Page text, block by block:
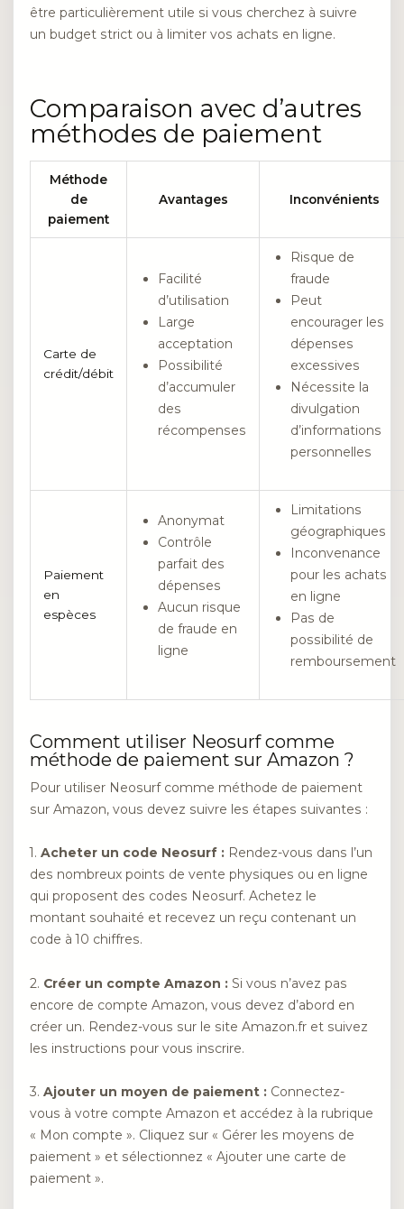
être particulièrement utile si vous cherchez à suivre
un budget strict ou à limiter vos achats en ligne.
Comparaison avec d’autres
méthodes de paiement
Méthode
de
paiement
Avantages Inconvénients
Carte de
crédit/débit
Facilité
d’utilisation
Large
acceptation
Possibilité
d’accumuler
des
récompenses
Risque de
fraude
Peut
encourager les
dépenses
excessives
Nécessite la
divulgation
d’informations
personnelles
Paiement
en
espèces
Anonymat
Contrôle
parfait des
dépenses
Aucun risque
de fraude en
ligne
Limitations
géographiques
Inconvenance
pour les achats
en ligne
Pas de
possibilité de
remboursement
Comment utiliser Neosurf comme
méthode de paiement sur Amazon ?
Pour utiliser Neosurf comme méthode de paiement
sur Amazon, vous devez suivre les étapes suivantes :
1. Acheter un code Neosurf : Rendez-vous dans l’un
des nombreux points de vente physiques ou en ligne
qui proposent des codes Neosurf. Achetez le
montant souhaité et recevez un reçu contenant un
code à 10 chiffres.
2. Créer un compte Amazon : Si vous n’avez pas
encore de compte Amazon, vous devez d’abord en
créer un. Rendez-vous sur le site Amazon.fr et suivez
les instructions pour vous inscrire.
3. Ajouter un moyen de paiement : Connectez-
vous à votre compte Amazon et accédez à la rubrique
« Mon compte ». Cliquez sur « Gérer les moyens de
paiement » et sélectionnez « Ajouter une carte de
paiement ».